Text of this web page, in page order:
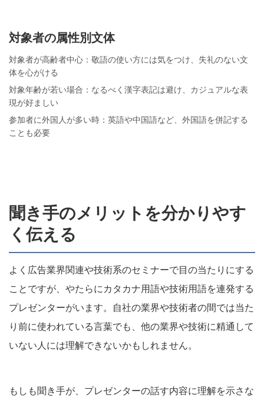
対象者の属性別文体
対象者が高齢者中心：敬語の使い方には気をつけ、失礼のない文
体を心がける
対象年齢が若い場合：なるべく漢字表記は避け、カジュアルな表
現が好ましい
参加者に外国人が多い時：英語や中国語など、外国語を併記する
ことも必要
聞き手のメリットを分かりやす
く伝える
よく広告業界関連や技術系のセミナーで目の当たりにする
ことですが、やたらにカタカナ用語や技術用語を連発する
プレゼンターがいます。自社の業界や技術者の間では当た
り前に使われている言葉でも、他の業界や技術に精通して
いない人には理解できないかもしれません。
もしも聞き手が、プレゼンターの話す内容に理解を示さな